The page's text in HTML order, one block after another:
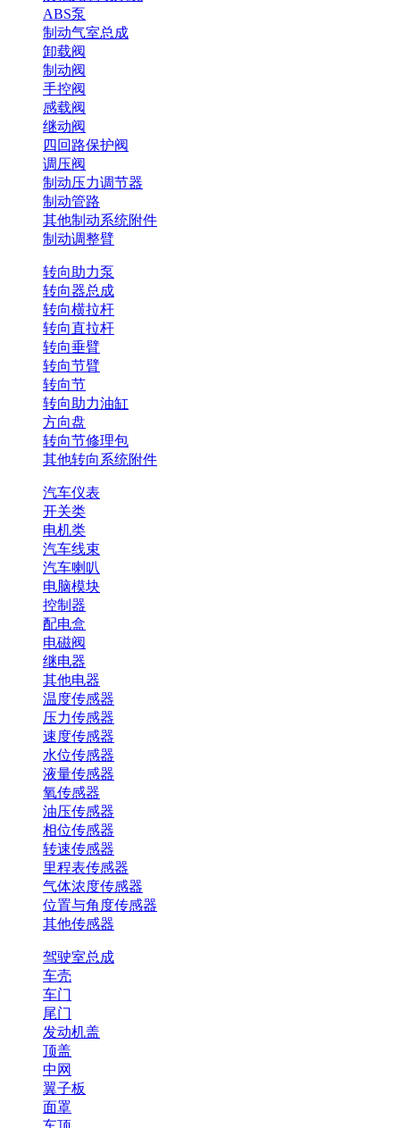
ABS泵
制动气室总成
卸载阀
制动阀
手控阀
感载阀
继动阀
四回路保护阀
调压阀
制动压力调节器
制动管路
其他制动系统附件
制动调整臂
转向助力泵
转向器总成
转向横拉杆
转向直拉杆
转向垂臂
转向节臂
转向节
转向助力油缸
方向盘
转向节修理包
其他转向系统附件
汽车仪表
开关类
电机类
汽车线束
汽车喇叭
电脑模块
控制器
配电盒
电磁阀
继电器
其他电器
温度传感器
压力传感器
速度传感器
水位传感器
液量传感器
氧传感器
油压传感器
相位传感器
转速传感器
里程表传感器
气体浓度传感器
位置与角度传感器
其他传感器
驾驶室总成
车壳
车门
尾门
发动机盖
顶盖
中网
翼子板
面罩